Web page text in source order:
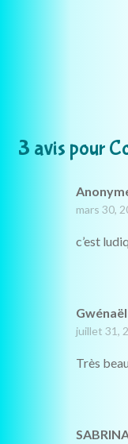
3 avis pour
mars 30,
c’est
juillet 31,
Très